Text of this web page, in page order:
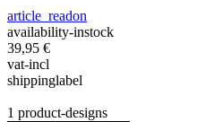
article_readon
availability-instock
39,95 €
vat-incl
shippinglabel
1 product-designs